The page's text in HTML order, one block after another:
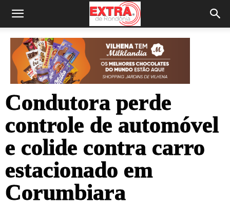
Condutora perde
controle de automóvel
e colide contra carro
estacionado em
Corumbiara